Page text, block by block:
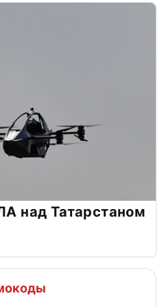
над Татарстаном